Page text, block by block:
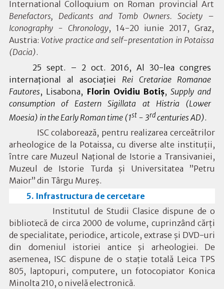
International Colloquium on Roman provincial Art
Benefactors, Dedicants and Tomb Owners.
Society –
Iconography - Chronology, 14-20 iunie 2017, Graz,
Austria: Votive practice and self-presentation in Potaissa
(Dacia).
25 sept. – 2 oct. 2016, Al 30-lea congres
internațional al asociației Rei Cretariae Romanae
Fautores, Lisabona, Florin Ovidiu Botiș,Supply and
consumption of Eastern Sigillata at Histria (Lower
Moesia) in the Early Roman time (1st - 3rdcenturies AD).
ISC colaborează, pentru realizarea cerceătrilor
arheologice de la Potaissa, cu diverse alte instituții,
între care Muzeul Național de Istorie a Transivaniei,
Muzeul de Istorie Turda și Universitatea ”Petru
Maior” din Târgu Mureș.
5. Infrastructura de cercetare
Institutul de Studii Clasice dispune de o
bibliotecă de circa 2000 de volume, cuprinzând cărţi
de specialitate, periodice, articole, extrase şi DVD-uri
din domeniul istoriei antice şi arheologiei. De
asemenea, ISC dispune de o staţie totală Leica TPS
805, laptopuri, computere, un fotocopiator Konica
Minolta 210, o nivelă electronică.